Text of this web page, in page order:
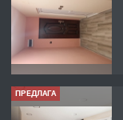
ПРЕДЛАГА